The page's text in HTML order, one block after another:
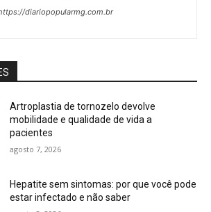
diariopopularmg.com.br
Artroplastia de tornozelo devolve
mobilidade e qualidade de vida a
pacientes
agosto 7, 2026
Hepatite sem sintomas: por que você pode
estar infectado e não saber